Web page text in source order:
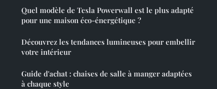
Quel modèle de Tesla Powerwall est le plus adapté
pour une maison éco-énergétique ?
Découvrez les tendances lumineuses pour embellir
votre intérieur
Guide d'achat : chaises de salle à manger adaptées
à chaque style